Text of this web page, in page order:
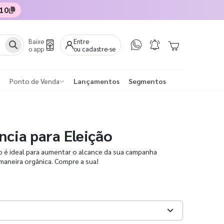
Baixe
o app
Entre
ou cadastre-se
Ponto de Venda Lançamentos Segmentos
para Eleição
é ideal para aumentar o alcance da sua campanha
orgânica. Compre a sua!